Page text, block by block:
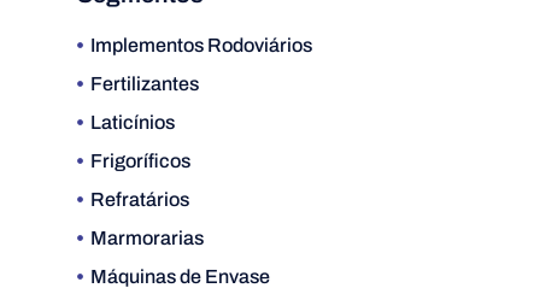
Implementos Rodoviários
Fertilizantes
Laticínios
Frigoríficos
Refratários
Marmorarias
Máquinas de Envase